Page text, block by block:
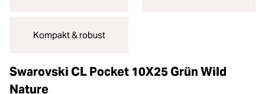
Kompakt & robust
Swarovski CL Pocket 10X25 Grün Wild
Nature